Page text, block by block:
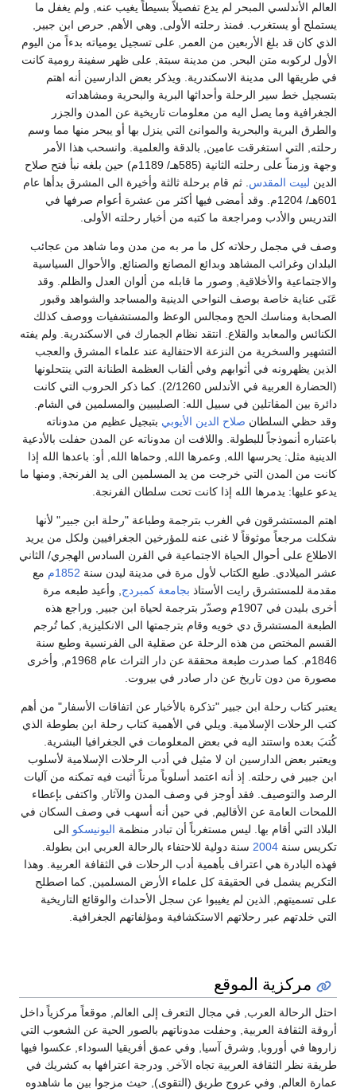
العالم الأندلسي المبحر لم يدع تفصيلاً بسيطاً يغيب عنه, ولم يغفل ما
يستملح أو يستغرب. فمنذ رحلته الأولى, وهي الأهم, حرص ابن جبير,
الذي كان قد بلغ الأربعين من العمر, على تسجيل يومياته بدءاً من اليوم
الأول لركوبه متن البحر, من مدينة سبتة, على ظهر سفينة رومية كانت
في طريقها الى مدينة الاسكندرية. ويذكر بعض الدارسين أنه اهتم
بتسجيل خط سير الرحلة وأحداثها البرية والبحرية ومشاهداته
الجغرافية وما يصل اليه من معلومات تاريخية عن المدن والجزر
والطرق البرية والبحرية والموانئ التي ينزل بها أو يبحر منها مما وسم
رحلته, التي استغرقت عامين, بالدقة والعلمية. وانسحب هذا الأمر
وجهة وزمناً على رحلته الثانية (585هـ/ 1189م) حين بلغه نبأ فتح صلاح
الدين لبيت المقدس . ثم قام برحلة ثالثة وأخيرة الى المشرق بدأها عام
601هـ/ 1204م. وقد أمضى فيها أكثر من عشرة أعوام صرفها في
التدريس والأدب ومراجعة ما كتبه من أخبار رحلته الأولى.
وصف في مجمل رحلاته كل ما مر به من مدن وما شاهد من عجائب
البلدان وغرائب المشاهد وبدائع المصانع والصنائع, والأحوال السياسية
والاجتماعية والأخلاقية, وصور ما قابله من ألوان العدل والظلم. وقد
عَنَى عناية خاصة بوصف النواحي الدينية والمساجد والشواهد وقبور
الصحابة ومناسك الحج ومجالس الوعظ والمستشفيات ووصف كذلك
الكنائس والمعابد والقلاع. انتقد نظام الجمارك في الاسكندرية. ولم يفته
التشهير والسخرية من النزعة الاحتفالية عند علماء المشرق والعجب
الذين يظهرونه في أثوابهم وفي ألقاب العظمة الطنانة التي ينتحلونها
(الحضارة العربية في الأندلس 2/1260). كما ذكر الحروب التي كانت
دائرة بين المقاتلين في سبيل الله: الصليبيين والمسلمين في الشام.
وقد حظي السلطان صلاح الدين الأيوبي بتبجيل عظيم من مدوناته
باعتباره أنموذجاً للبطولة. واللافت ان مدوناته عن المدن حفلت بالأدعية
الدينية مثل: يحرسها الله, وعمرها الله, وحماها الله, أو: باعدها الله إذا
كانت من المدن التي خرجت من يد المسلمين الى يد الفرنجة, ومنها ما
يدعو عليها: يدمرها الله إذا كانت تحت سلطان الفرنجة.
اهتم المستشرقون في الغرب بترجمة وطباعة "رحلة ابن جبير" لأنها
شكلت مرجعاً موثوقاً لا غنى عنه للمؤرخين الجغرافيين ولكل من يريد
الاطلاع على أحوال الحياة الاجتماعية في القرن السادس الهجري/ الثاني
عشر الميلادي. طبع الكتاب لأول مرة في مدينة ليدن سنة 1852م
مع
مقدمة للمستشرق رايت الأستاذ بجامعة كمبردج , وأعيد طبعه مرة
أخرى بليدن في 1907م وصدّر بترجمة لحياة ابن جبير, وراجع هذه
الطبعة المستشرق دي خويه وقام بترجمتها الى الانكليزية, كما تُرجم
القسم المختص من هذه الرحلة عن صقلية الى الفرنسية وطبع سنة
1846م. كما صدرت طبعة محققة عن دار التراث عام 1968م, وأخرى
مصورة من دون تاريخ عن دار صادر في بيروت.
يعتبر كتاب رحلة ابن جبير "تذكرة بالأخبار عن اتفاقات الأسفار" من أهم
كتب الرحلات الإسلامية. ويلي في الأهمية كتاب رحلة ابن بطوطة الذي
كُتبَ بعده واستند اليه في بعض المعلومات في الجغرافيا البشرية.
ويعتبر بعض الدارسين ان لا مثيل في أدب الرحلات الإسلامية لأسلوب
ابن جبير في رحلته. إذ أنه اعتمد أسلوباً مرناً أثبت فيه تمكنه من آليات
الرصد والتوصيف. فقد أوجز في وصف المدن والآثار, واكتفى بإعطاء
اللمحات العامة عن الأقاليم, في حين أنه أسهب في وصف السكان في
البلاد التي أقام بها. ليس مستغرباً أن تبادر منظمة اليونيسكو الى
تكريس سنة 2004 سنة دولية للاحتفاء بالرحالة العربي ابن بطولة.
فهذه البادرة هي اعتراف بأهمية أدب الرحلات في الثقافة العربية. وهذا
التكريم يشمل في الحقيقة كل علماء الأرض المسلمين, كما اصطلح
على تسميتهم, الذين لم يغيبوا عن سجل الأحداث والوقائع التاريخية
التي خلدتهم عبر رحلاتهم الاستكشافية ومؤلفاتهم الجغرافية.
مركزية الموقع
احتل الرحالة العرب, في مجال التعرف إلى العالم, موقعاً مركزياً داخل
أروقة الثقافة العربية, وحفلت مدوناتهم بالصور الحية عن الشعوب التي
زاروها في أوروبا, وشرق آسيا, وفي عمق أفريقيا السوداء, عكسوا فيها
طريقة نظر الثقافة العربية تجاه الآخر, ودرجة اعترافها به كشريك في
عمارة العالم, وفي عروج طريق (التقوى), حيث مزجوا بين ما شاهدوه